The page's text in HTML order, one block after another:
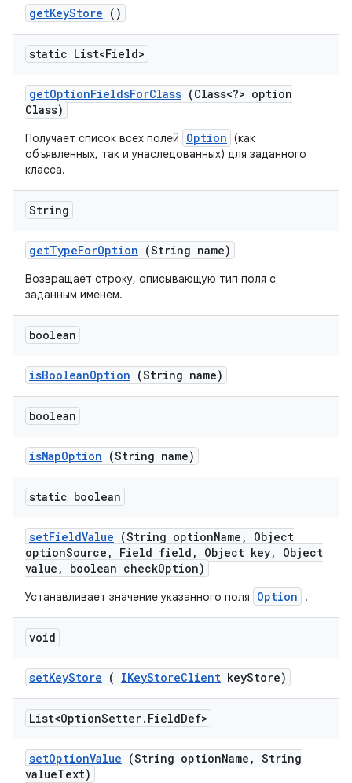
getKeyStore ()
static List<Field>
getOptionFieldsForClass (Class<?> option
Class)
Получает список всех полей Option (как
объявленных, так и унаследованных) для заданного
класса.
String
getTypeForOption (String name)
Возвращает строку, описывающую тип поля с
заданным именем.
boolean
isBooleanOption (String name)
boolean
isMapOption (String name)
static boolean
setFieldValue (String optionName ,
Object
optionSource , Field field , Object key,
Object
value , boolean checkOption)
Устанавливает значение указанного поля Option .
void
setKeyStore ( IKeyStoreClient keyStore)
List<OptionSetter. FieldDef>
setOptionValue (String optionName , String
valueText)